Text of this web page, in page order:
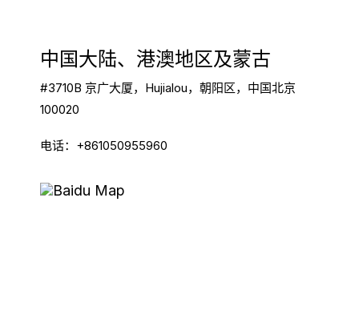
中国大陆、港澳地区及蒙古
#3710B 京广大厦， Hujialou， 朝阳区， 中国北京
100020
电话：+861050955960